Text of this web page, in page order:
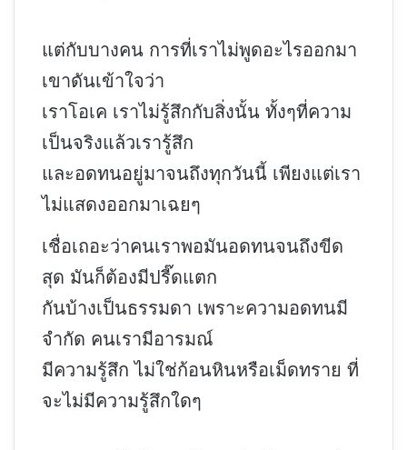
แต่กับบางคน การที่เราไม่พูดอะไรออกมา
เขาดันเข้าใจว่า
เราโอเค เราไม่รู้สึกกับสิ่งนั้น ทั้งๆที่ความ
เป็นจริงแล้วเรารู้สึก
และอดทนอยู่มาจนถึงทุกวันนี้ เพียงแต่เรา
ไม่แสดงออกมาเฉยๆ
เชื่อเถอะว่าคนเราพอมันอดทนจนถึงขีด
สุด มันก็ต้องมีปรี๊ดแตก
กันบ้างเป็นธรรมดา เพราะความอดทนมี
จำกัด คนเรามีอารมณ์
มีความรู้สึก ไม่ใช่ก้อนหินหรือเม็ดทราย ที่
จะไม่มีความรู้สึกใดๆ